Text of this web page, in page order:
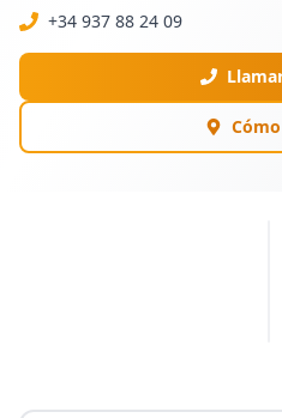
+34 937 88 24 09